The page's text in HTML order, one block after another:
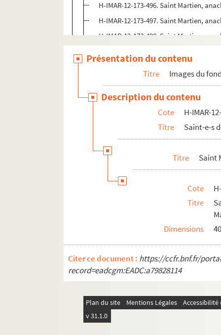
H-IMAR-12-173-496. Saint Martien,
H-IMAR-12-173-497. Saint Martien,
H-IMAR-12-173-498. Saint Martien,
H-IMAR-12-176-514. Saint Marc
H-IMAR-12-177-515. Le R.P. Marci
H-IMAR-12-178-516. Le bienheureux
H-IMAR-12-179-518. Saint Marc
H-IMAR-12-183-534. Saint Marcellus
H-IMAR-12-183-535. Saint Marcellus
H-IMAR-12-184-537. Sainte Marcelle,
H-IMAR-12-185-539. Sainte Marceline -
H-IMAR-12-185-540. Sainte Marceline -
H-IMAR-12-186-541. Saint Mansuy ou
H-IMAR-12-187-542. Saint Magloire,
Présentation du contenu
Titre Images du
Description du contenu
Cote
H-IMAR-
Titre
Saint-e-s
Titre Saint
Cote
Titre
Dimensions
Citer ce document : https://ccfr.bnf.fr/
record=eadcgm:EADC:a79828114
Plan du site Mentions Légales
v 31.1.0